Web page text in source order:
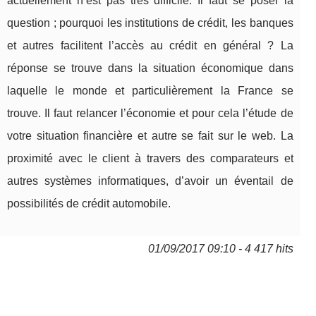
question ; pourquoi les institutions de crédit, les banques
et autres facilitent l’accès au crédit en général ? La
réponse se trouve dans la situation économique dans
laquelle le monde et particulièrement la France se
trouve. Il faut relancer l’économie et pour cela l’étude de
votre situation financière et autre se fait sur le web. La
proximité avec le client à travers des comparateurs et
autres systèmes informatiques, d’avoir un éventail de
possibilités de crédit automobile.
01/09/2017 09:10 - 4 417 hits